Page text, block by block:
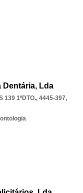
Lda
139 1ºDTO., 4445-397,